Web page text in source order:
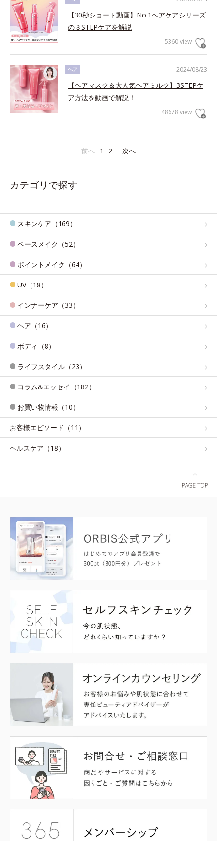
【30秒ショート動画】No.1ヘアケアシリーズ
の３STEPケアを解説
5360 view
2024/08/23
ヘア
【ヘアマスク＆大人気ヘアミルク】3STEPケ
ア方法を動画で解説！
48678 view
前へ 1 2 次へ
カテゴリで探す
スキンケア（169）
ベースメイク（52）
ポイントメイク（64）
UV（18）
インナーケア（33）
ヘア（16）
ボディ（8）
ライフスタイル（23）
コラム&エッセイ（182）
お買い物情報（10）
お客様エピソード（11）
ヘルスケア（18）